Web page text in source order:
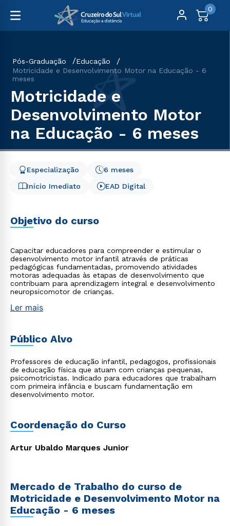
0
Pós-Graduação
Educação
Motricidade e Desenvolvimento Motor na Educação - 6
meses
Motricidade e
Desenvolvimento Motor
na Educação - 6 meses
Início Imediato
6 meses
Especialização
EAD Digital
Objetivo do curso
Capacitar educadores para compreender e estimular o
desenvolvimento motor infantil através de práticas
pedagógicas fundamentadas, promovendo atividades
motoras adequadas às etapas de desenvolvimento que
contribuam para aprendizagem integral e desenvolvimento
neuropsicomotor de crianças.
Ler mais
Público Alvo
Professores de educação infantil, pedagogos, profissionais
de educação física que atuam com crianças pequenas,
psicomotricistas. Indicado para educadores que trabalham
com primeira infância e buscam fundamentação em
desenvolvimento motor.
Coordenação do Curso
Artur Ubaldo Marques Junior
Mercado de Trabalho do curso de
Motricidade e Desenvolvimento Motor na
Educação - 6 meses